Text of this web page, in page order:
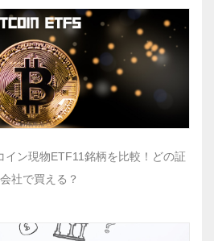
イン現物ETF11銘柄を比較！どの証
社で買える？